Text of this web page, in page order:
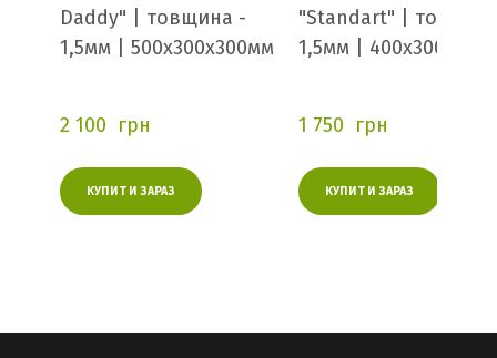
Daddy" | товщина -
1,5мм | 500х300х300мм
2 100  грн
КУПИТИ ЗАРАЗ
"Standart" |
1,5мм |
1 750  грн
КУПИТИ ЗАРАЗ